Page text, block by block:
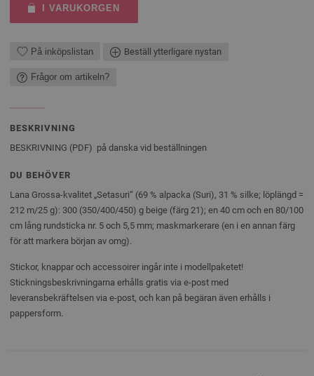
I VARUKORGEN
På inköpslistan Beställ ytterligare nystan
Frågor om artikeln?
BESKRIVNING
BESKRIVNING (PDF) på danska vid beställningen
DU BEHÖVER
Lana Grossa-kvalitet „Setasuri“ (69 % alpacka (Suri), 31 % silke; löplängd =
212 m/25 g): 300 (350/400/450) g beige (färg 21); en 40 cm och en 80/100
cm lång rundsticka nr. 5 och 5,5 mm; maskmarkerare (en i en annan färg
för att markera början av omg).
Stickor, knappar och accessoirer ingår inte i modellpaketet!
Stickningsbeskrivningarna erhålls gratis via e-post med
leveransbekräftelsen via e-post, och kan på begäran även erhålls i
pappersform.